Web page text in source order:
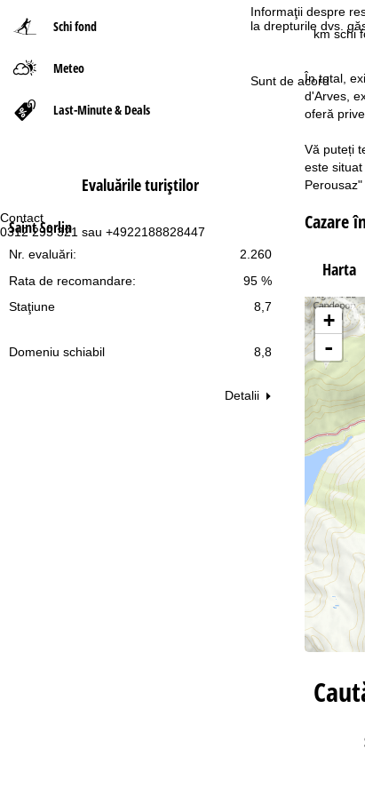
Informaţii despre
la drepturile dvs.
Sunt de acord
Contact
0312 295 321 sau +4922188828447
Schi fond
Meteo
Last-Minute & Deals
Evaluările turiştilor
Saint Sorlin
2.260
Nr. evaluări:
95 %
Rata de recomandare:
Staţiune
8,7
Domeniu schiabil 8,8
Detalii
ă
km schi
În total,
d'Arves,
oferă
Vă puteți
este
Cazare
Harta
+
-